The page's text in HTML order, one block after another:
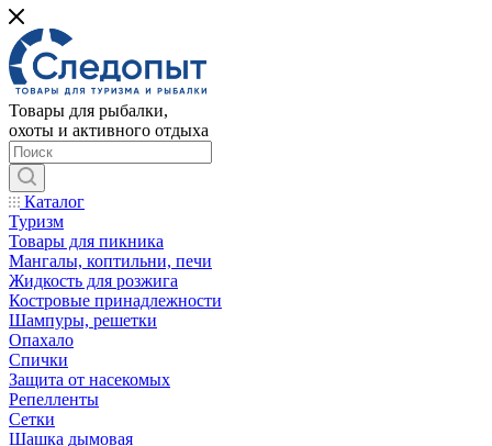
Товары для рыбалки,
охоты и активного отдыха
Каталог
Туризм
Товары для пикника
Мангалы, коптильни, печи
Жидкость для розжига
Костровые принадлежности
Шампуры, решетки
Опахало
Спички
Защита от насекомых
Репелленты
Сетки
Шашка дымовая